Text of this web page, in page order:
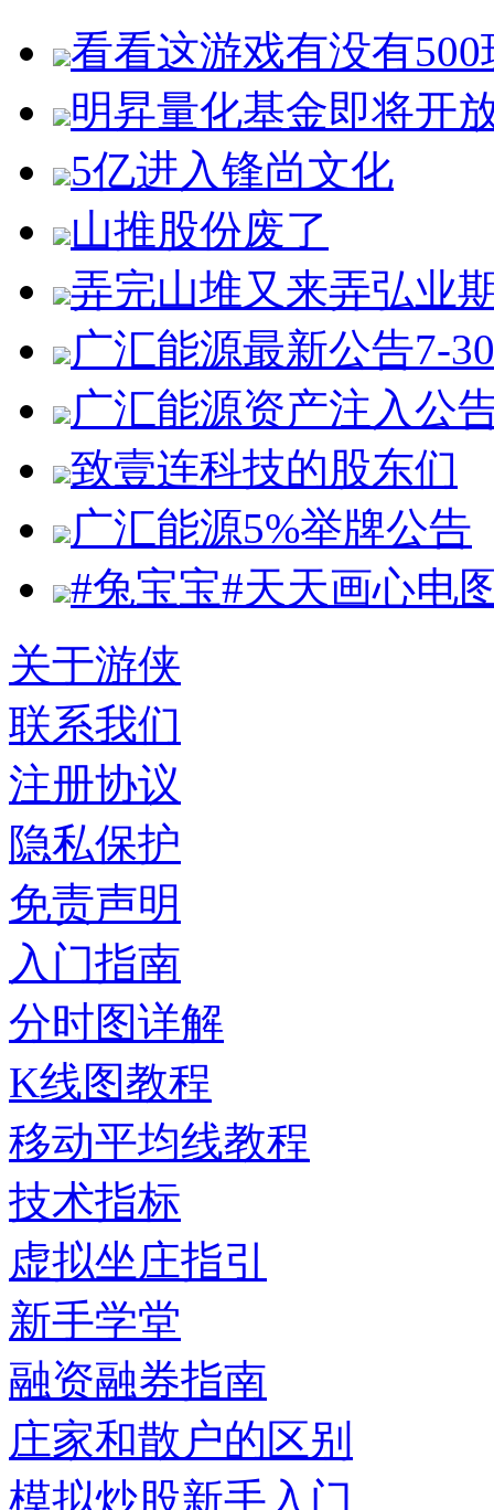
看看这游戏有没有500
明昇量化基金即将开
5亿进入锋尚文化
山推股份废了
弄完山堆又来弄弘业
广汇能源最新公告7-30
广汇能源资产注入公
致壹连科技的股东们
广汇能源5%举牌公告
#兔宝宝#天天画心电
关于游侠
联系我们
注册协议
隐私保护
免责声明
入门指南
分时图详解
K线图教程
移动平均线教程
技术指标
虚拟坐庄指引
新手学堂
融资融券指南
庄家和散户的区别
模拟炒股新手入门